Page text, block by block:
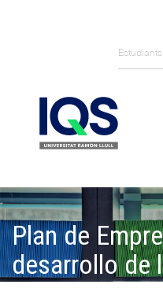
Estudiants
Plan de
desarrollo de